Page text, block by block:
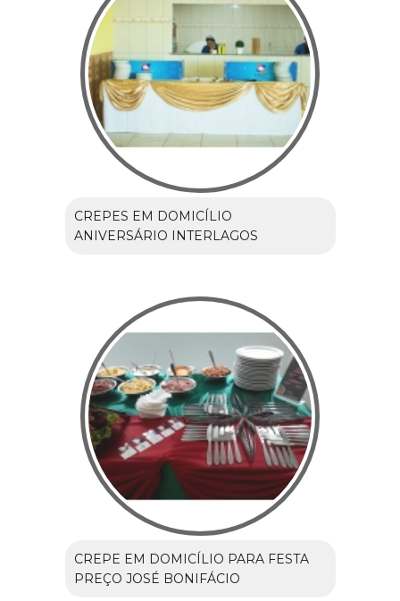
CREPES EM DOMICÍLIO
ANIVERSÁRIO INTERLAGOS
CREPE EM DOMICÍLIO PARA FESTA
PREÇO JOSÉ BONIFÁCIO